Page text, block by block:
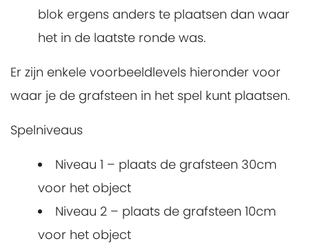
blok ergens anders te plaatsen dan waar
het in de laatste ronde was.
Er zijn enkele voorbeeldlevels hieronder voor
waar je de grafsteen in het spel kunt plaatsen.
Spelniveaus
Niveau 1 – plaats de grafsteen 30cm
voor het object
Niveau 2 – plaats de grafsteen 10cm
voor het object